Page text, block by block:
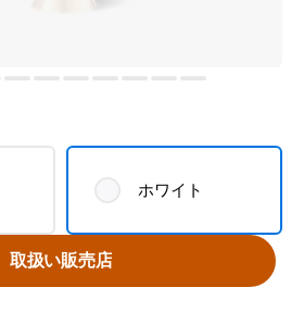
ホワイト
取扱い販売店